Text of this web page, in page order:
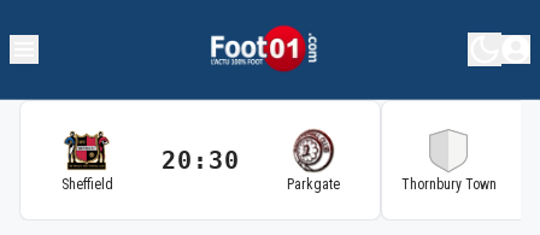
Sheffield
20:30
Parkgate Thornbury Town